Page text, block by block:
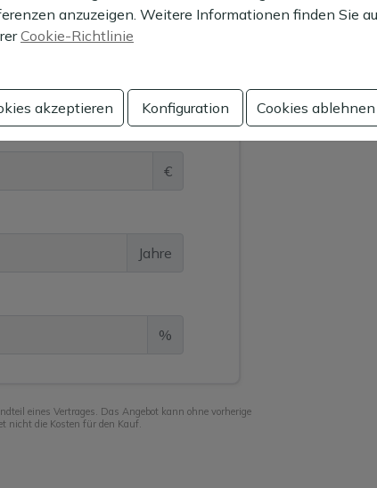
€
Jahre
%
eines Vertrages. Das Angebot kann ohne vorherige
nicht die Kosten für den Kauf.
anzuzeigen. Weitere Informationen finden Sie
Cookie-Richtlinie
akzeptieren Konfiguration Cookies ablehnen